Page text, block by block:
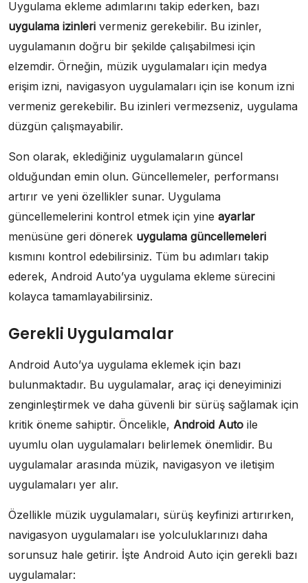
Uygulama ekleme adımlarını takip ederken, bazı
uygulama izinleri vermeniz gerekebilir. Bu izinler,
uygulamanın doğru bir şekilde çalışabilmesi için
elzemdir. Örneğin, müzik uygulamaları için medya
erişim izni, navigasyon uygulamaları için ise konum izni
vermeniz gerekebilir. Bu izinleri vermezseniz, uygulama
düzgün çalışmayabilir.
Son olarak, eklediğiniz uygulamaların güncel
olduğundan emin olun. Güncellemeler, performansı
artırır ve yeni özellikler sunar. Uygulama
güncellemelerini kontrol etmek için yine ayarlar
menüsüne geri dönerek uygulama güncellemeleri
kısmını kontrol edebilirsiniz. Tüm bu adımları takip
ederek, Android Auto’ya uygulama ekleme sürecini
kolayca tamamlayabilirsiniz.
Gerekli Uygulamalar
Android Auto’ya uygulama eklemek için bazı
bulunmaktadır. Bu uygulamalar, araç içi deneyiminizi
zenginleştirmek ve daha güvenli bir sürüş sağlamak için
kritik öneme sahiptir. Öncelikle, Android Auto ile
uyumlu olan uygulamaları belirlemek önemlidir. Bu
uygulamalar arasında müzik, navigasyon ve iletişim
uygulamaları yer alır.
Özellikle müzik uygulamaları, sürüş keyfinizi artırırken,
navigasyon uygulamaları ise yolculuklarınızı daha
sorunsuz hale getirir. İşte Android Auto için gerekli bazı
uygulamalar: